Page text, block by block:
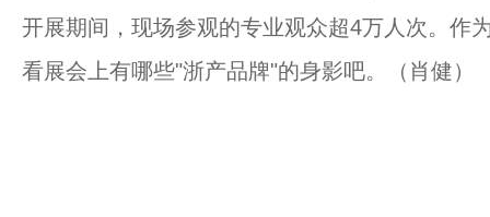
开展期间，现场参观的专业观众超4万人次。作
看展会上有哪些"浙产品牌"的身影吧。（肖健）